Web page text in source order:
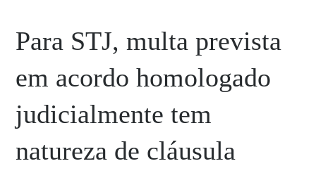
Para STJ, multa prevista
em acordo homologado
judicialmente tem
natureza de cláusula